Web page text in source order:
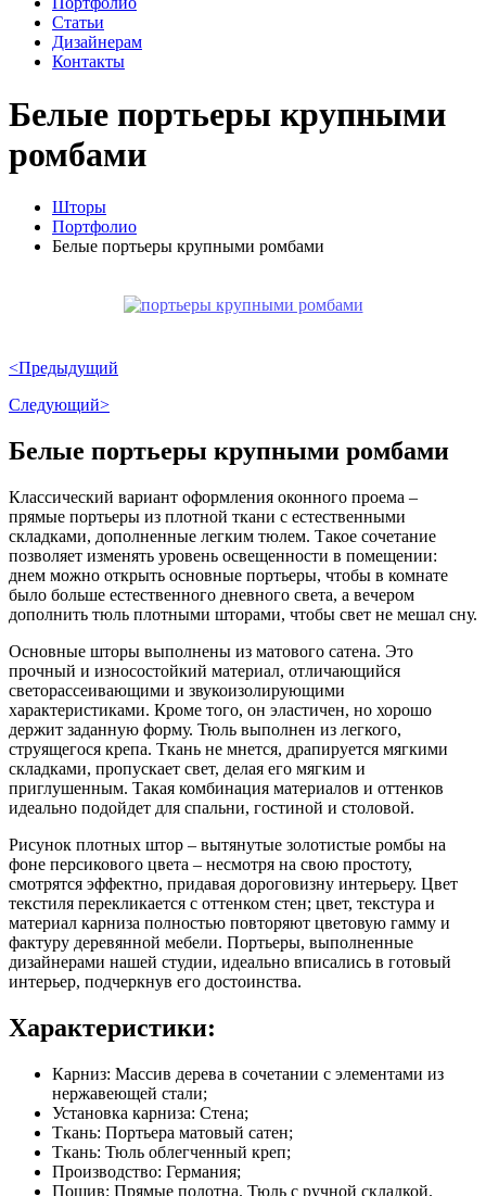
Статьи
Дизайнерам
Контакты
Белые портьеры крупными
ромбами
Шторы
Портфолио
Белые портьеры крупными ромбами
<Предыдущий
Следующий>
Белые портьеры крупными ромбами
Классический вариант оформления оконного проема –
прямые портьеры из плотной ткани с естественными
складками, дополненные легким тюлем. Такое сочетание
позволяет изменять уровень освещенности в помещении:
днем можно открыть основные портьеры, чтобы в комнате
было больше естественного дневного света, а вечером
дополнить тюль плотными шторами, чтобы свет не мешал сну.
Основные шторы выполнены из матового сатена. Это
прочный и износостойкий материал, отличающийся
светорассеивающими и звукоизолирующими
характеристиками. Кроме того, он эластичен, но хорошо
держит заданную форму. Тюль выполнен из легкого,
струящегося крепа. Ткань не мнется, драпируется мягкими
складками, пропускает свет, делая его мягким и
приглушенным. Такая комбинация материалов и оттенков
идеально подойдет для спальни, гостиной и столовой.
Рисунок плотных штор – вытянутые золотистые ромбы на
фоне персикового цвета – несмотря на свою простоту,
смотрятся эффектно, придавая дороговизну интерьеру. Цвет
текстиля перекликается с оттенком стен; цвет, текстура и
материал карниза полностью повторяют цветовую гамму и
фактуру деревянной мебели. Портьеры, выполненные
дизайнерами нашей студии, идеально вписались в готовый
интерьер, подчеркнув его достоинства.
Характеристики:
Карниз: Массив дерева в сочетании с элементами из
нержавеющей стали;
Установка карниза: Стена;
Ткань: Портьера матовый сатен;
Ткань: Тюль облегченный креп;
Производство: Германия;
Пошив: Прямые полотна. Тюль с ручной складкой.